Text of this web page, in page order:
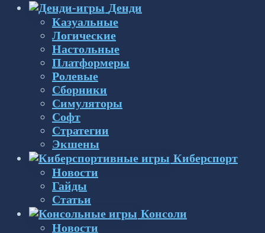
Денди
Казуальные
Логические
Настольные
Платформеры
Ролевые
Сборники
Симуляторы
Софт
Стратегии
Экшены
Киберспорт
Новости
Гайды
Статьи
Консоли
Новости